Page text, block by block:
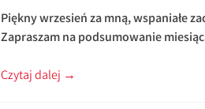
Piękny wrzesień za mną, wspaniałe
Zapraszam na podsumowanie
Czytaj dalej →